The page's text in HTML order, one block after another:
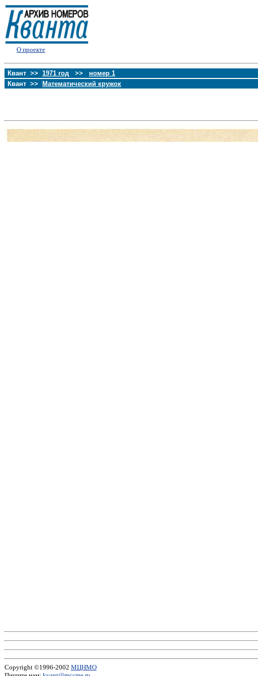
О проекте
Квант >> 1971 год >> номер 1
Квант >>
Математический кружок
Copyright ©1996-2002 МЦНМО